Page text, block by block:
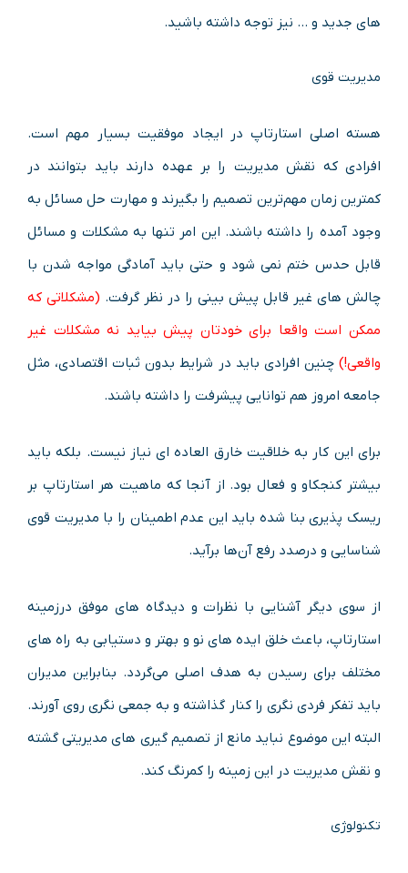
های جدید و … نیز توجه داشته باشید.
مدیریت قوی
هسته اصلی استارتاپ در ایجاد موفقیت بسیار مهم است.
افرادی که نقش مدیریت را بر عهده دارند باید بتوانند در
کمترین زمان مهم‌ترین تصمیم را بگیرند و مهارت حل مسائل به
وجود آمده را داشته باشند. این امر تنها به مشکلات و مسائل
قابل حدس ختم نمی شود و حتی باید آمادگی مواجه شدن با
چالش های غیر قابل پیش بینی را در نظر گرفت. (مشکلاتی که
ممکن است واقعا برای خودتان پیش بیاید نه مشکلات غیر
واقعی!) چنین افرادی باید در شرایط بدون ثبات اقتصادی، مثل
جامعه امروز هم توانایی پیشرفت را داشته باشند.
برای این کار به خلاقیت خارق العاده ای نیاز نیست. بلکه باید
بیشتر کنجکاو و فعال بود. از آنجا که ماهیت هر استارتاپ بر
ریسک پذیری بنا شده باید این عدم اطمینان را با مدیریت قوی
شناسایی و درصدد رفع آن‌ها برآید.
از سوی دیگر آشنایی با نظرات و دیدگاه های موفق درزمینه
استارتاپ، باعث خلق ایده های نو و بهتر و دستیابی به راه های
مختلف برای رسیدن به هدف اصلی می‌گردد. بنابراین مدیران
باید تفکر فردی نگری را کنار گذاشته و به جمعی نگری روی آورند.
البته این موضوع نباید مانع از تصمیم گیری های مدیریتی گشته
و نقش مدیریت در این زمینه را کمرنگ کند.
تکنولوژی